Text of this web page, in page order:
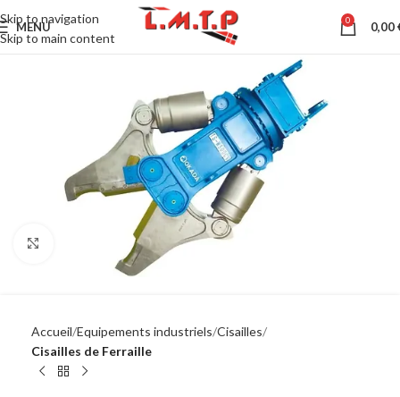
Skip to navigation
Skip to main content
MENU 0 0,00
Click to enlarge
Accueil Equipements industriels Cisailles
Cisailles de Ferraille